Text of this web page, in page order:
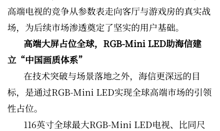
高端电视的竞争从参数表走向客厅与游戏房的真实战
场，为后续市场渗透奠定了坚实的用户基础。
高端大屏占位全球，RGB-Mini LED助海信建
立“中国画质体系”
在技术突破与场景落地之外，海信更深远的目
标，是通过RGB-Mini LED实现全球高端市场的引领
性占位。
116英寸全球最大RGB-Mini LED电视、比同尺